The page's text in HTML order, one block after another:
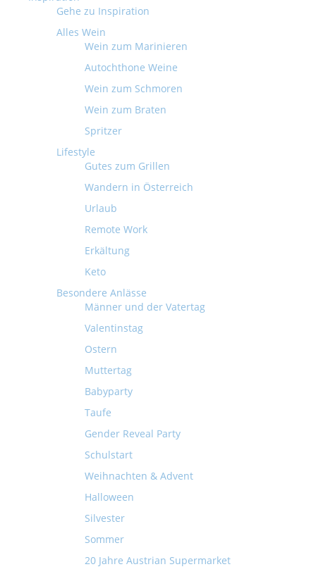
Gehe zu Inspiration
Alles Wein
Wein zum Marinieren
Autochthone Weine
Wein zum Schmoren
Wein zum Braten
Spritzer
Lifestyle
Gutes zum Grillen
Wandern in Österreich
Urlaub
Remote Work
Erkältung
Keto
Besondere Anlässe
Männer und der Vatertag
Valentinstag
Ostern
Muttertag
Babyparty
Taufe
Gender Reveal Party
Schulstart
Weihnachten & Advent
Halloween
Silvester
Sommer
20 Jahre Austrian Supermarket